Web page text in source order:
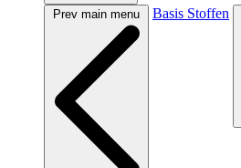
Prev main menu Basis Stoffen